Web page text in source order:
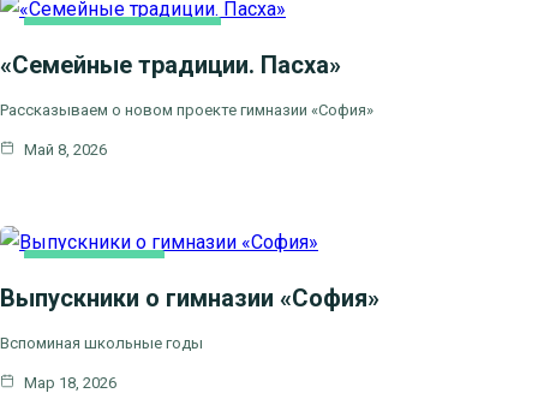
ПРАВОСЛАВНАЯ ГИМНАЗИЯ
«Семейные традиции. Пасха»
Рассказываем о новом проекте гимназии «София»
Май 8, 2026
ПРАВОСЛАВНАЯ ГИМНАЗИЯ
Выпускники о гимназии «София»
Вспоминая школьные годы
Мар 18, 2026